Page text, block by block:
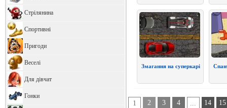
Стрілянина
Спортивні
Пригоди
Веселі
Для дівчат
Гонки
Змагання на суперкарі
1 2 3 4 ... 14 15